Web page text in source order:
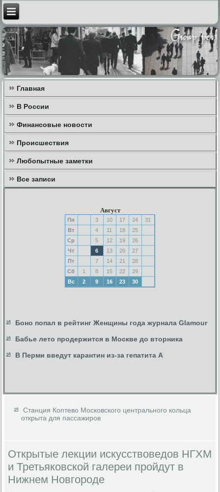
Главная
В России
Финансовые новости
Происшествия
Любопытные заметки
Все записи
Август
Пн 3 10 17 24
31
Вт
4 11 18
25
Ср
5 12 19
26
Чт
6 13 20
27
Пт
7 14 21
28
Сб
1 8 15 22
29
Вс
2 9 16 23 30
Боно попал в рейтинг Женщины года журнала Glamour
Бабье лето продержится в Москве до вторника
В Перми введут карантин из-за гепатита А
Станция Коптево Московского центрального кольца
открыта для пассажиров
Открытые лекции искусствоведов НГХМ
и Третьяковской галереи пройдут в
Нижнем Новгороде